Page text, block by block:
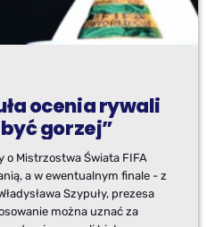
ocenia rywali
gorzej”
o Mistrzostwa Świata FIFA
a w ewentualnym finale - z
Szypuły, prezesa
można uznać za